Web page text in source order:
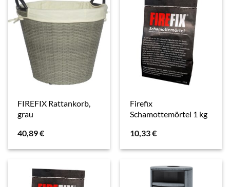
FIREFIX Rattankorb,
grau
40,89€
Firefix
Schamottemörtel 1 kg
10,33€